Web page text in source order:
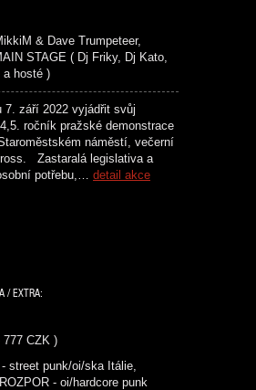
& Dave Trumpeteer,
STAGE ( Dj Friky, Dj Kato,
a hosté )
7. září 2022 vyjádřit svůj
ročník pražské demonstrace
náměstí, večerní
Zastaralá legislativa a
potřebu,… detail akce
/ EXTRA:
777 CZK )
street punk/oi/ska Itálie,
- oi/hardcore punk